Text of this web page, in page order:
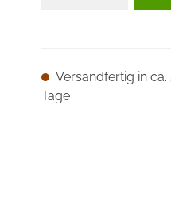
Versandfertig in ca.
Tage